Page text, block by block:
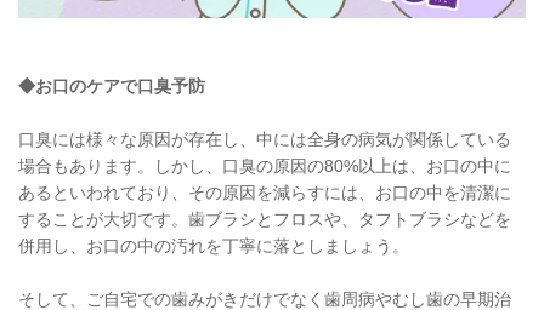
◆お口のケアで口臭予防
口臭には様々な原因が存在し、中には全身の病気が関係している
場合もあります。しかし、口臭の原因の80%以上は、お口の中に
あるといわれており、その原因を減らすには、お口の中を清潔に
することが大切です。歯ブラシとフロスや、タフトブラシなどを
併用し、お口の中の汚れを丁寧に落としましょう。
そして、ご自宅での歯みがきだけでなく歯周病やむし歯の早期治